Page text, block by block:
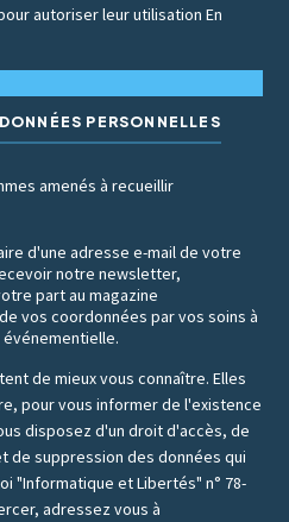
autoriser leur utilisationEn
PERSONNELLES
amenés à recueillir
d'une adresse e-mail de votre
notre newsletter,
part au magazine
vos coordonnées par vos soins à
de mieux vous connaître. Elles
pour vous informer de l'existence
disposez d'un droit d'accès, de
suppression des données qui
"Informatique et Libertés" n° 78-
adressez vous à